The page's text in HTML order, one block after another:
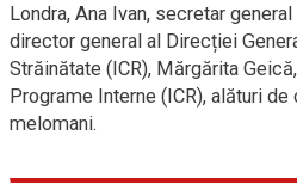
Londra, Ana Ivan, secretar general
director general al Direcției
Străinătate (ICR), Mărgărita
Programe Interne (ICR), alături
melomani.